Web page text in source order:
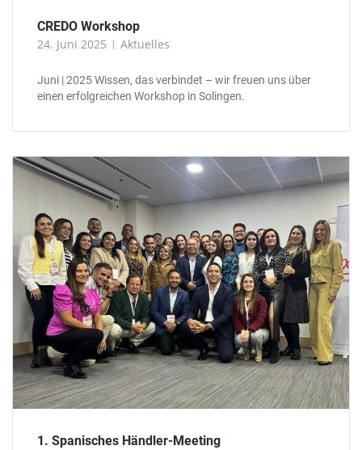
CREDO Workshop
24. Juni 2025
Aktuelles
Juni | 2025 Wissen, das verbindet – wir freuen uns über
einen erfolgreichen Workshop in Solingen.
1. Spanisches Händler-Meeting